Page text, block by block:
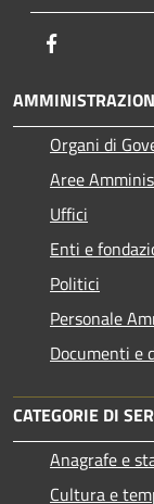
Organi di
Aree
Uffici
Enti e
Politici
Personale
Documenti e
CATEGORIE DI
Anagrafe e
Cultura e